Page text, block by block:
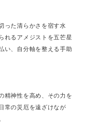
った清らかさを宿す水
れるアメジストを五芒星
い、自分軸を整える手助
精神性を高め、その力を
常の災厄を遠ざけなが